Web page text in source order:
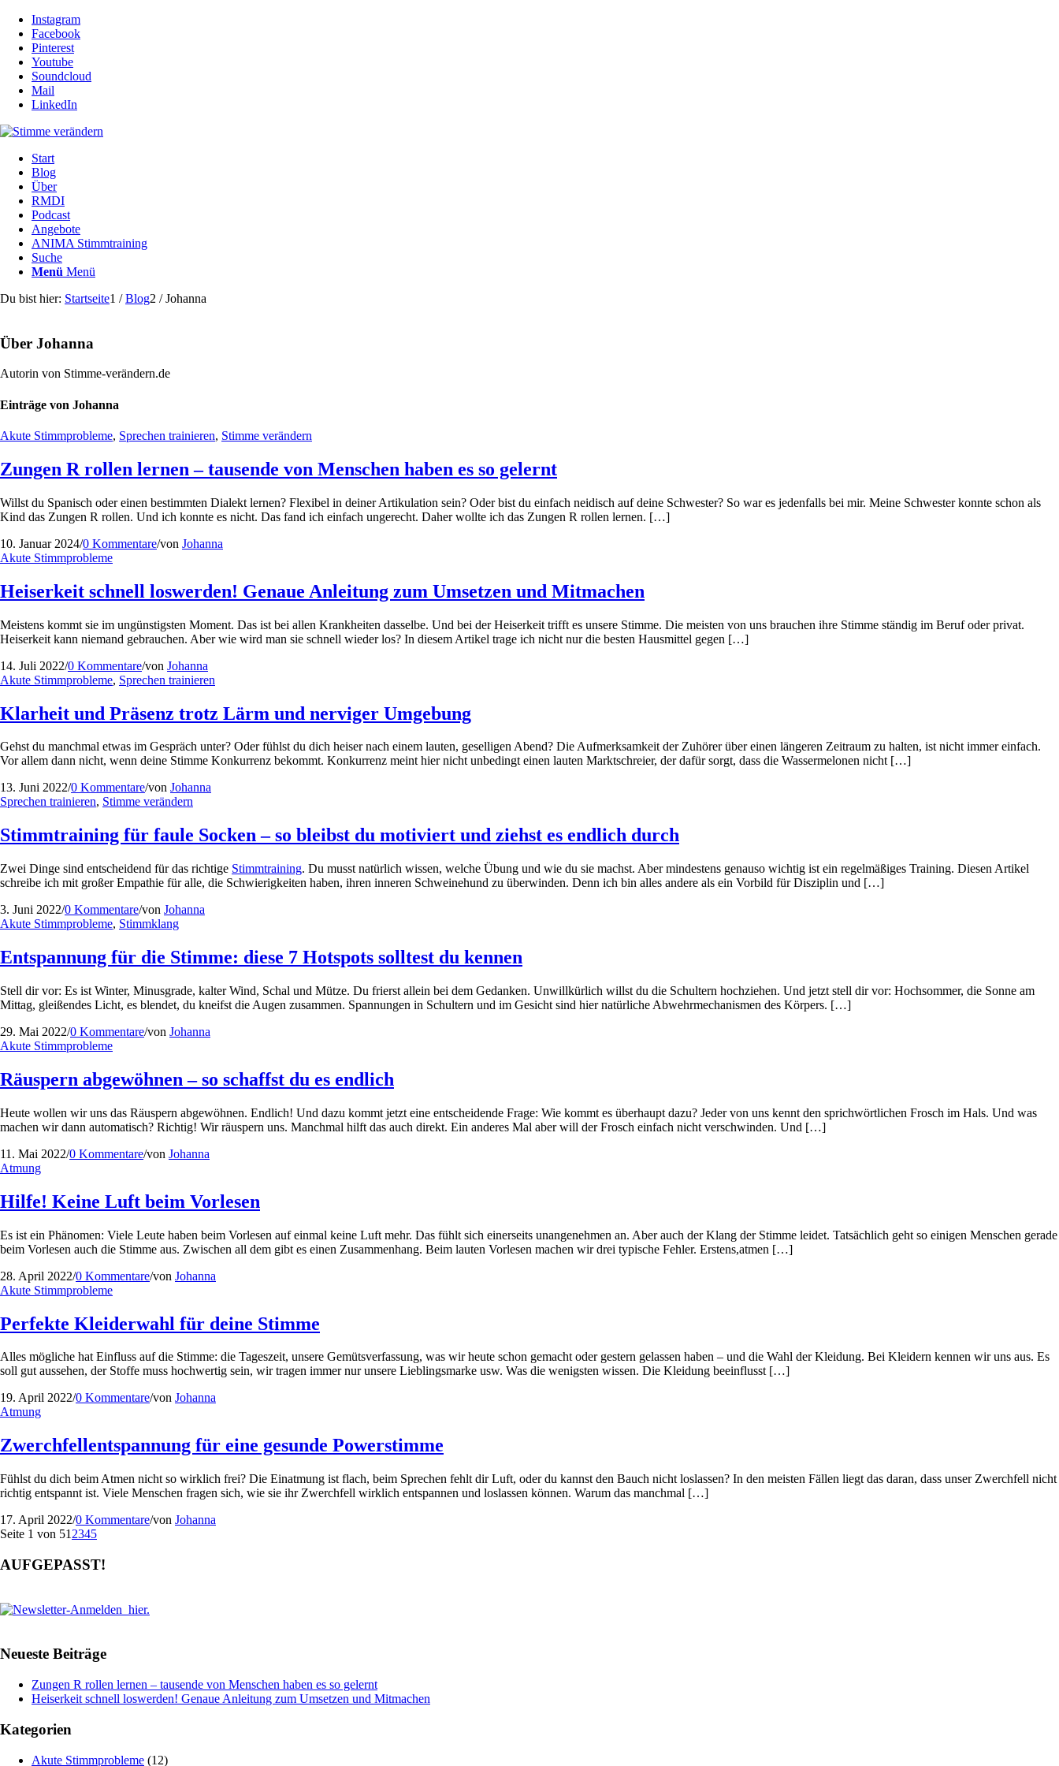
Instagram
Facebook
Pinterest
Youtube
Soundcloud
Mail
LinkedIn
Start
Blog
Über
RMDI
Podcast
Angebote
ANIMA Stimmtraining
Suche
Menü Menü
Du bist hier: Startseite1 / Blog2 / Johanna
Über Johanna
Autorin von Stimme-verändern.de
Einträge von Johanna
Akute Stimmprobleme, Sprechen trainieren, Stimme verändern
Zungen R rollen lernen – tausende von Menschen haben es so gelernt
Willst du Spanisch oder einen bestimmten Dialekt lernen? Flexibel in deiner Artikulation sein? Oder bist du einfach neidisch auf deine Schwester? So war es jedenfalls bei mir. Meine Schwester konnte schon als
Kind das Zungen R rollen. Und ich konnte es nicht. Das fand ich einfach ungerecht. Daher wollte ich das Zungen R rollen lernen. […]
10. Januar 2024/0 Kommentare/von Johanna
Akute Stimmprobleme
Heiserkeit schnell loswerden! Genaue Anleitung zum Umsetzen und Mitmachen
Meistens kommt sie im ungünstigsten Moment. Das ist bei allen Krankheiten dasselbe. Und bei der Heiserkeit trifft es unsere Stimme. Die meisten von uns brauchen ihre Stimme ständig im Beruf oder privat.
Heiserkeit kann niemand gebrauchen. Aber wie wird man sie schnell wieder los? In diesem Artikel trage ich nicht nur die besten Hausmittel gegen […]
14. Juli 2022/0 Kommentare/von Johanna
Akute Stimmprobleme, Sprechen trainieren
Klarheit und Präsenz trotz Lärm und nerviger Umgebung
Gehst du manchmal etwas im Gespräch unter? Oder fühlst du dich heiser nach einem lauten, geselligen Abend? Die Aufmerksamkeit der Zuhörer über einen längeren Zeitraum zu halten, ist nicht immer einfach.
Vor allem dann nicht, wenn deine Stimme Konkurrenz bekommt. Konkurrenz meint hier nicht unbedingt einen lauten Marktschreier, der dafür sorgt, dass die Wassermelonen nicht […]
13. Juni 2022/0 Kommentare/von Johanna
Sprechen trainieren, Stimme verändern
Stimmtraining für faule Socken – so bleibst du motiviert und ziehst es endlich durch
Zwei Dinge sind entscheidend für das richtige Stimmtraining. Du musst natürlich wissen, welche Übung und wie du sie machst. Aber mindestens genauso wichtig ist ein regelmäßiges Training. Diesen Artikel
schreibe ich mit großer Empathie für alle, die Schwierigkeiten haben, ihren inneren Schweinehund zu überwinden. Denn ich bin alles andere als ein Vorbild für Disziplin und […]
3. Juni 2022/0 Kommentare/von Johanna
Akute Stimmprobleme, Stimmklang
Entspannung für die Stimme: diese 7 Hotspots solltest du kennen
Stell dir vor: Es ist Winter, Minusgrade, kalter Wind, Schal und Mütze. Du frierst allein bei dem Gedanken. Unwillkürlich willst du die Schultern hochziehen. Und jetzt stell dir vor: Hochsommer, die Sonne am
Mittag, gleißendes Licht, es blendet, du kneifst die Augen zusammen. Spannungen in Schultern und im Gesicht sind hier natürliche Abwehrmechanismen des Körpers. […]
29. Mai 2022/0 Kommentare/von Johanna
Akute Stimmprobleme
Räuspern abgewöhnen – so schaffst du es endlich
Heute wollen wir uns das Räuspern abgewöhnen. Endlich! Und dazu kommt jetzt eine entscheidende Frage: Wie kommt es überhaupt dazu? Jeder von uns kennt den sprichwörtlichen Frosch im Hals. Und was
machen wir dann automatisch? Richtig! Wir räuspern uns. Manchmal hilft das auch direkt. Ein anderes Mal aber will der Frosch einfach nicht verschwinden. Und […]
11. Mai 2022/0 Kommentare/von Johanna
Atmung
Hilfe! Keine Luft beim Vorlesen
Es ist ein Phänomen: Viele Leute haben beim Vorlesen auf einmal keine Luft mehr. Das fühlt sich einerseits unangenehmen an. Aber auch der Klang der Stimme leidet. Tatsächlich geht so einigen Menschen gerade
beim Vorlesen auch die Stimme aus. Zwischen all dem gibt es einen Zusammenhang. Beim lauten Vorlesen machen wir drei typische Fehler. Erstens,atmen […]
28. April 2022/0 Kommentare/von Johanna
Akute Stimmprobleme
Perfekte Kleiderwahl für deine Stimme
Alles mögliche hat Einfluss auf die Stimme: die Tageszeit, unsere Gemütsverfassung, was wir heute schon gemacht oder gestern gelassen haben – und die Wahl der Kleidung. Bei Kleidern kennen wir uns aus. Es
soll gut aussehen, der Stoffe muss hochwertig sein, wir tragen immer nur unsere Lieblingsmarke usw. Was die wenigsten wissen. Die Kleidung beeinflusst […]
19. April 2022/0 Kommentare/von Johanna
Atmung
Zwerchfellentspannung für eine gesunde Powerstimme
Fühlst du dich beim Atmen nicht so wirklich frei? Die Einatmung ist flach, beim Sprechen fehlt dir Luft, oder du kannst den Bauch nicht loslassen? In den meisten Fällen liegt das daran, dass unser Zwerchfell nicht
richtig entspannt ist. Viele Menschen fragen sich, wie sie ihr Zwerchfell wirklich entspannen und loslassen können. Warum das manchmal […]
17. April 2022/0 Kommentare/von Johanna
Seite 1 von 51 2345
AUFGEPASST!
Neueste Beiträge
Zungen R rollen lernen – tausende von Menschen haben es so gelernt
Heiserkeit schnell loswerden! Genaue Anleitung zum Umsetzen und Mitmachen
Kategorien
Akute Stimmprobleme (12)